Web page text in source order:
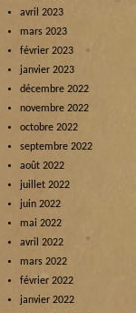
avril 2023
mars 2023
février 2023
janvier 2023
décembre 2022
novembre 2022
octobre 2022
septembre 2022
août 2022
juillet 2022
juin 2022
mai 2022
avril 2022
mars 2022
février 2022
janvier 2022